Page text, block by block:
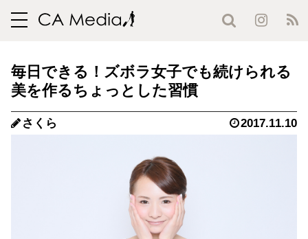
toggle
毎日できる！ズボラ女子でも続けられる
美を作るちょっとした習慣
さくら 2017.11.10